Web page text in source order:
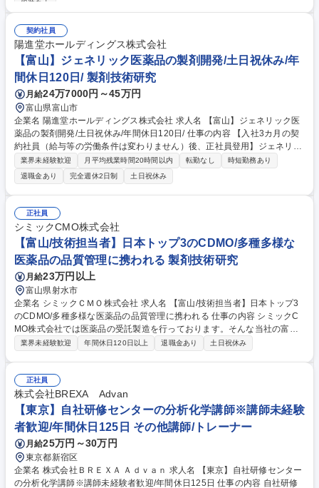
リティ関連ソフトの導入、運用 ■セキュリティインシデントの対応、管理
■社内導入予定SaaS、社内開発システムのセキュリティ監査 ■社内セキュ
リティ教育、促進に向けた各施策立案、セキュリティ訓練実施 募集職種
【大阪】セキュリティ担当（ゼロトラスト推進における企画・システム導
入運用）
服装自由
契約社員
陽進堂ホールディングス株式会社
【富山】ジェネリック医薬品の製剤開発/土日祝休み/年
間休日120日/ 製剤技術研究
月給24万7000円～45万円
富山県富山市
企業名 陽進堂ホールディングス株式会社 求人名 【富山】ジェネリック医
薬品の製剤開発/土日祝休み/年間休日120日/ 仕事の内容 【入社3カ月の契
約社員（給与等の労働条件は変わりません）後、正社員登用】ジェネリッ
ク医薬品（主にOD錠・普通錠）の製剤開発に携わっていただきます。 ・
分析法の確立・処方設計・製造法の検討 使用分析機器：HPLC、UV 使用
製造機器：造粒機、混合機、打錠機 4～5名ほどのグループで1～2品目の
開発に取り組んでおり、1品目の開発期間は3～5年となり、上記業務を分
担して行っています。 募集職種 【富山】ジェネリック医薬品の製剤開発/
土日祝休み/年間休日120日/
業界未経験歓迎 月平均残業時間20時間以内 転勤なし
時短勤務あり
退職金あり
完全週休2日制 土日祝休み
正社員
シミックCMO株式会社
【富山/技術担当者】日本トップ3のCDMO/多種多様な
医薬品の品質管理に携われる 製剤技術研究
月給23万円以上
富山県射水市
企業名 シミックＣＭＯ株式会社 求人名 【富山/技術担当者】日本トップ3
のCDMO/多種多様な医薬品の品質管理に携われる 仕事の内容 シミックC
MO株式会社では医薬品の受託製造を行っております。そんな当社の富山
工場にて、医薬品製剤工場における技術部業務をお任せします。 【具体的
改善業務 ◎様々な医薬品を供給できる信頼性の高い技術を有しており、経
験豊富な技術スタッフと共に切磋琢磨しながら、更なる高みを目指せる環
境です。 募集職種 【富山/技術担当者】日本トップ3のCDMO/多種多様な
医薬品の品質管理に携われる
業界未経験歓迎 年間休日120日以上 退職金あり 土日祝休み
正社員
株式会社BREXA Advan
【東京】自社研修センターの分析化学講師※講師未経験
者歓迎/年間休日125日 その他講師/トレーナー
月給25万円～30万円
東京都新宿区
企業名 株式会社ＢＲＥＸＡ Ａｄｖａｎ 求人名 【東京】自社研修センター
の分析化学講師※講師未経験者歓迎/年間休日125日 仕事の内容 自社研修